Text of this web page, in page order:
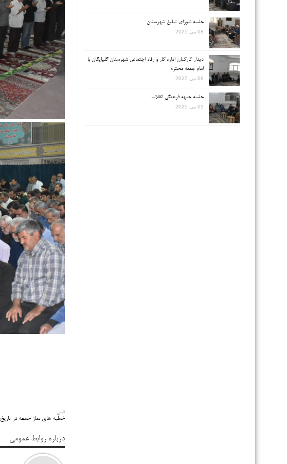
قبلی
خطبه های نماز جمعه در تاریخ ۱۴۰۴/۰۵/۱۰
درباره روابط عمومی
جلسه شورای تبلیغ شهرستان
08 می 2025
دیدار کارکنان اداره کار و رفاه اجتماعی شهرستان گلپایگان با
امام جمعه محترم
08 می 2025
جلسه جبهه فرهنگی انقلاب
01 می 2025